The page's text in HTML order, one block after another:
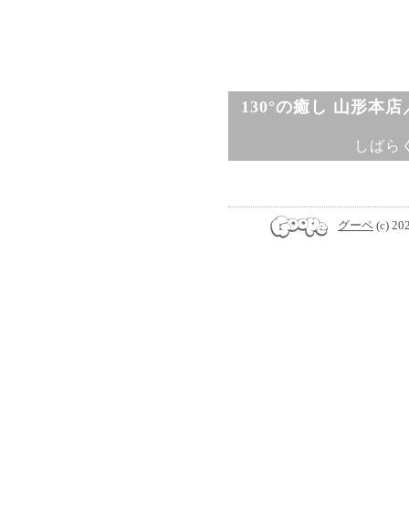
130°の癒し 山形本
しばら
グーペ (c)